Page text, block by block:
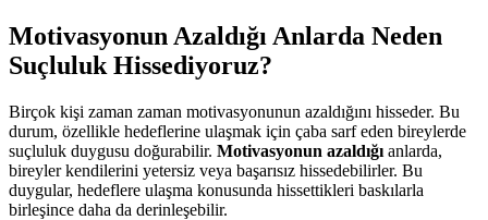
Motivasyonun Azaldığı Anlarda Neden
Suçluluk Hissediyoruz?
Birçok kişi zaman zaman motivasyonunun azaldığını hisseder. Bu
durum, özellikle hedeflerine ulaşmak için çaba sarf eden bireylerde
suçluluk duygusu doğurabilir. Motivasyonun azaldığı anlarda,
bireyler kendilerini yetersiz veya başarısız hissedebilirler. Bu
duygular, hedeflere ulaşma konusunda hissettikleri baskılarla
birleşince daha da derinleşebilir.